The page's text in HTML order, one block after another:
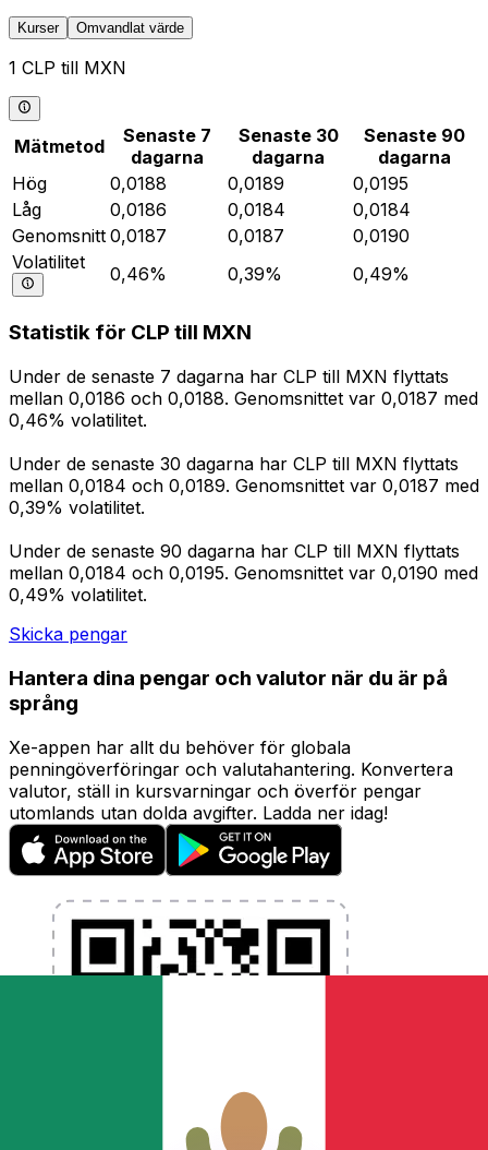
Kurser Omvandlat värde
1 CLP till MXN
Mätmetod
Senaste 7
dagarna
Senaste 30
dagarna
Senaste 90
dagarna
Hög
0,0188 0,0189
0,0195
Låg
0,0186 0,0184
0,0184
Genomsnitt 0,0187 0,0187
0,0190
Volatilitet
0,46% 0,39% 0,49%
Statistik för CLP till MXN
Under de senaste 7 dagarna har CLP till MXN flyttats
mellan 0,0186 och 0,0188. Genomsnittet var 0,0187 med
0,46% volatilitet.
Under de senaste 30 dagarna har CLP till MXN flyttats
mellan 0,0184 och 0,0189. Genomsnittet var 0,0187 med
0,39% volatilitet.
Under de senaste 90 dagarna har CLP till MXN flyttats
mellan 0,0184 och 0,0195. Genomsnittet var 0,0190 med
0,49% volatilitet.
Skicka pengar
Hantera dina pengar och valutor när du är på
språng
Xe-appen har allt du behöver för globala
penningöverföringar och valutahantering. Konvertera
valutor, ställ in kursvarningar och överför pengar
utomlands utan dolda avgifter. Ladda ner idag!